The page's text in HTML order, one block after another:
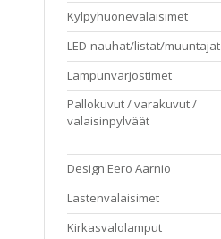
Kylpyhuonevalaisimet
LED-nauhat/listat/muuntajat
Lampunvarjostimet
Pallokuvut / varakuvut /
valaisinpylväät
Design Eero Aarnio
Lastenvalaisimet
Kirkasvalolamput